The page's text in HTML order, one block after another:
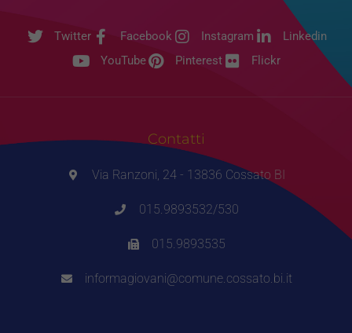
Twitter Facebook Instagram
Linkedin
YouTube
Pinterest Flickr
Contatti
Via Ranzoni, 24 - 13836 Cossato BI
015.9893532/530
015.9893535
informagiovani@comune.cossato.bi.it